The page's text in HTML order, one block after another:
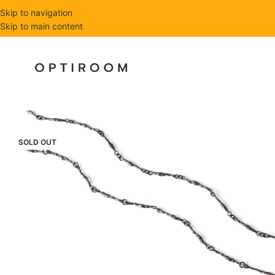
Skip to navigation
Skip to main content
SOLD OUT